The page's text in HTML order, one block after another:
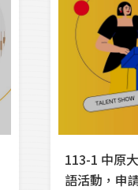
113-1 中原
語活動，申